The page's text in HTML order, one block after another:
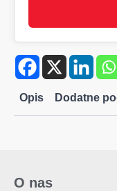
Opis Dodatne
O nas